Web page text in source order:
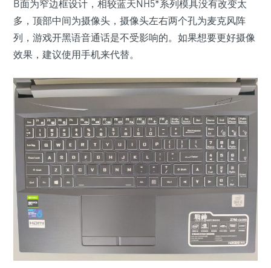
B面为窄边框设计，相较蓝天NH5*系列模具没有改变太
多，顶部中间为摄像头，摄像头左右两个孔为麦克风阵
列，游戏开黑语音通话是不受影响的。如果想要更好摄像
效果，建议使用手机来代替。